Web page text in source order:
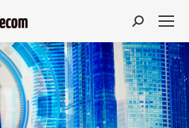
Search: